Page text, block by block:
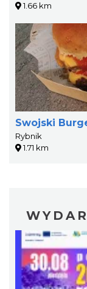
1.66 km
Swojski
Rybnik
1.71 km